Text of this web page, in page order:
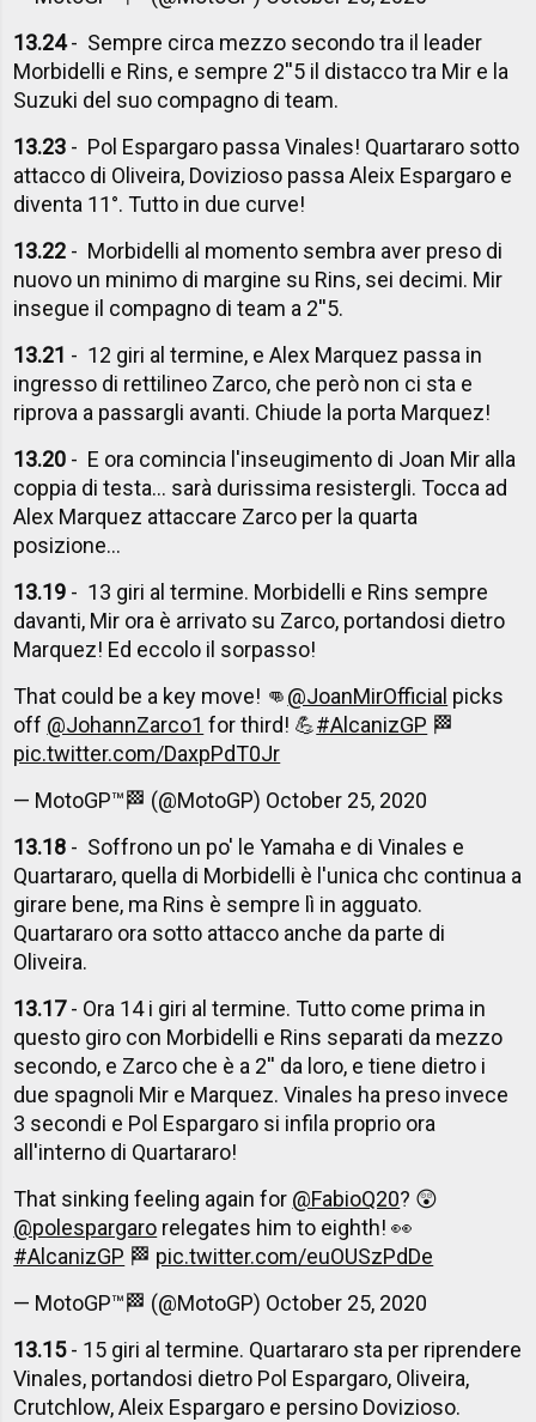
13.24- Sempre circa mezzo secondo tra il leader
Morbidelli e Rins, e sempre 2''5 il distacco tra Mir e la
Suzuki del suo compagno di team.
13.23 - Pol Espargaro passa Vinales! Quartararo sotto
attacco di Oliveira, Dovizioso passa Aleix Espargaro e
diventa 11°. Tutto in due curve!
13.22 - Morbidelli al momento sembra aver preso di
nuovo un minimo di margine su Rins, sei decimi. Mir
insegue il compagno di team a 2''5.
13.21 - 12 giri al termine, e Alex Marquez passa in
ingresso di rettilineo Zarco, che però non ci sta e
riprova a passargli avanti. Chiude la porta Marquez!
13.20 - E ora comincia l'inseugimento di Joan Mir alla
coppia di testa... sarà durissima resistergli. Tocca ad
Alex Marquez attaccare Zarco per la quarta
posizione...
13.19 - 13 giri al termine. Morbidelli e Rins sempre
davanti, Mir ora è arrivato su Zarco, portandosi dietro
Marquez! Ed eccolo il sorpasso!
That could be a key move! 👊@JoanMirOfficial picks
off @JohannZarco1 for third! 💪#AlcanizGP 🏁
pic.twitter.com/DaxpPdT0Jr
— MotoGP™🏁 (@MotoGP) October 25, 2020
13.18 - Soffrono un po' le Yamaha e di Vinales e
Quartararo, quella di Morbidelli è l'unica chc continua a
girare bene, ma Rins è sempre lì in agguato.
Quartararo ora sotto attacco anche da parte di
Oliveira.
13.17- Ora 14 i giri al termine. Tutto come prima in
questo giro con Morbidelli e Rins separati da mezzo
secondo, e Zarco che è a 2'' da loro, e tiene dietro i
due spagnoli Mir e Marquez. Vinales ha preso invece
3 secondi e Pol Espargaro si infila proprio ora
all'interno di Quartararo!
That sinking feeling again for @FabioQ20? 😲
@polespargaro relegates him to eighth! 👀
#AlcanizGP 🏁 pic.twitter.com/euOUSzPdDe
— MotoGP™🏁 (@MotoGP) October 25, 2020
13.15- 15 giri al termine. Quartararo sta per riprendere
Vinales, portandosi dietro Pol Espargaro, Oliveira,
Crutchlow, Aleix Espargaro e persino Dovizioso.